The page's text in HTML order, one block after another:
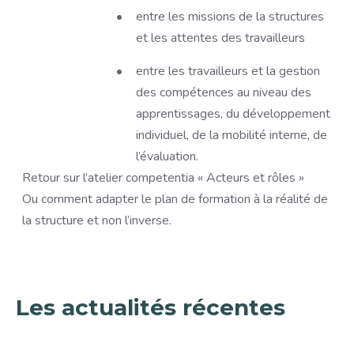
entre les missions de la structures
et les attentes des travailleurs
entre les travailleurs et la gestion
des compétences au niveau des
apprentissages, du développement
individuel, de la mobilité interne, de
l’évaluation.
Retour sur l’atelier competentia « Acteurs et rôles »
Ou comment adapter le plan de formation à la réalité de
la structure et non l’inverse.
Les actualités récentes